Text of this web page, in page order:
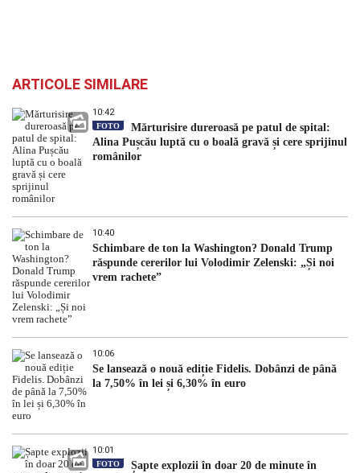
ARTICOLE SIMILARE
10:42
FOTO
Mărturisire dureroasă pe patul de spital:
Alina Pușcău luptă cu o boală gravă și cere sprijinul
românilor
10:40
Schimbare de ton la Washington? Donald Trump
răspunde cererilor lui Volodimir Zelenski: „Și noi
vrem rachete”
10:06
Se lansează o nouă ediție Fidelis. Dobânzi de până
la 7,50% în lei și 6,30% în euro
10:01
FOTO
Șapte explozii în doar 20 de minute în